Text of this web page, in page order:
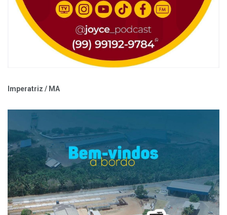
Imperatriz / MA